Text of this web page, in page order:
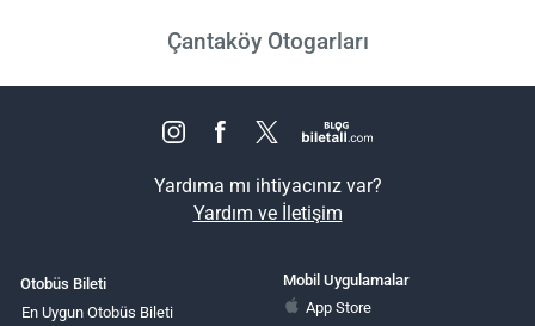
Çantaköy Otogarları
Yardıma mı ihtiyacınız var?
Yardım ve İletişim
Otobüs Bileti
En Uygun Otobüs Bileti
Mobil Uygulamalar
App Store